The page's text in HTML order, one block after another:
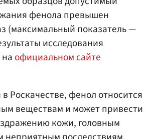
фенола превышен
(максимальный показатель —
исследования
официальном сайте
Роскачестве, фенол относится
веществам и может привести
кожи, головным